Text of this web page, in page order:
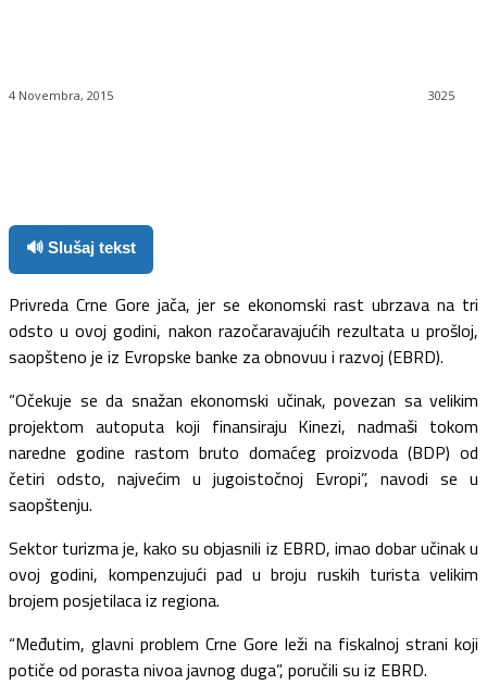
4 Novembra, 2015 3025
🔊 Slušaj tekst
Privreda Crne Gore jača, jer se ekonomski rast ubrzava na tri
odsto u ovoj godini, nakon razočaravajućih rezultata u prošloj,
saopšteno je iz Evropske banke za obnovuu i razvoj (EBRD).
“Očekuje se da snažan ekonomski učinak, povezan sa velikim
projektom autoputa koji finansiraju Kinezi, nadmaši tokom
naredne godine rastom bruto domaćeg proizvoda (BDP) od
četiri odsto, najvećim u jugoistočnoj Evropi”, navodi se u
saopštenju.
Sektor turizma je, kako su objasnili iz EBRD, imao dobar učinak u
ovoj godini, kompenzujući pad u broju ruskih turista velikim
brojem posjetilaca iz regiona.
“Međutim, glavni problem Crne Gore leži na fiskalnoj strani koji
potiče od porasta nivoa javnog duga”, poručili su iz EBRD.